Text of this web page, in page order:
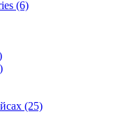
(6)
(25)